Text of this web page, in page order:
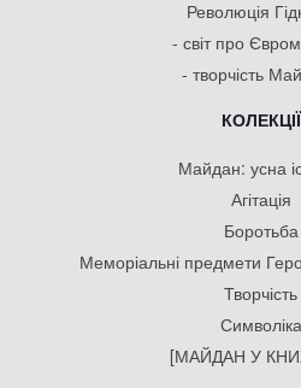
Революція
- світ про
- творчість
КОЛЕКЦІЇ
Майдан: усна
Агітація
Боротьба
Меморіальні предмети
Творчість
Символіка
[МАЙДАН У